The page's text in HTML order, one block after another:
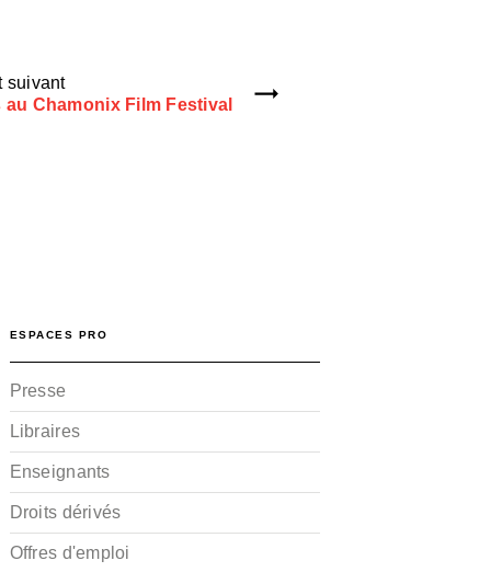
suivant
au Chamonix Film Festival
ESPACES PRO
Presse
Libraires
Enseignants
Droits dérivés
Offres d'emploi